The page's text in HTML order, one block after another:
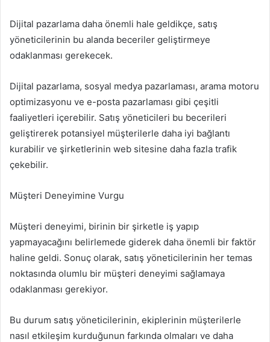
Dijital pazarlama daha önemli hale geldikçe, satış
yöneticilerinin bu alanda beceriler geliştirmeye
odaklanması gerekecek.
Dijital pazarlama, sosyal medya pazarlaması, arama motoru
optimizasyonu ve e-posta pazarlaması gibi çeşitli
faaliyetleri içerebilir. Satış yöneticileri bu becerileri
geliştirerek potansiyel müşterilerle daha iyi bağlantı
kurabilir ve şirketlerinin web sitesine daha fazla trafik
çekebilir.
Müşteri Deneyimine Vurgu
Müşteri deneyimi, birinin bir şirketle iş yapıp
yapmayacağını belirlemede giderek daha önemli bir faktör
haline geldi. Sonuç olarak, satış yöneticilerinin her temas
noktasında olumlu bir müşteri deneyimi sağlamaya
odaklanması gerekiyor.
Bu durum satış yöneticilerinin, ekiplerinin müşterilerle
nasıl etkileşim kurduğunun farkında olmaları ve daha